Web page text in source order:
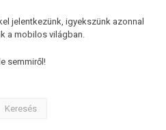
jelentkezünk, igyekszünk azonnal
a mobilos világban.
semmiről!